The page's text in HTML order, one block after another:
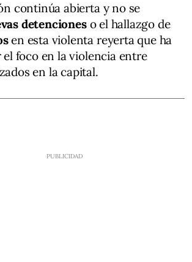
continúa abierta y no se
detencioneso el hallazgo de
en esta violenta reyerta que ha
foco en la violencia entre
en la capital.